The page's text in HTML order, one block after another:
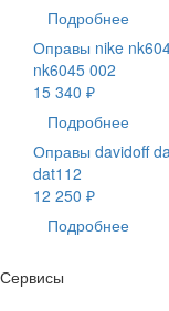
Подробнее
Оправы nike
nk6045 002
15 340 ₽
Подробнее
Оправы davidoff
dat112
12 250 ₽
Подробнее
Сервисы